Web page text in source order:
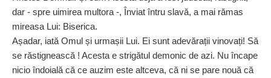
dar - spre uimirea multora -, Înviat întru slavă, a mai rămas
mireasa Lui: Biserica.
Așadar, iată Omul și urmașii Lui. Ei sunt adevărații vinovați! Să
se răstignească ! Acesta e strigătul demonic de azi. Nu încape
nicio îndoială că ce auzim este alt­ceva, că ni se pare nouă că